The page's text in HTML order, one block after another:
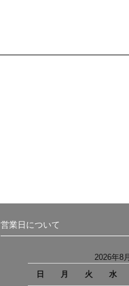
営業日について
2026年8月
日
月 火 水